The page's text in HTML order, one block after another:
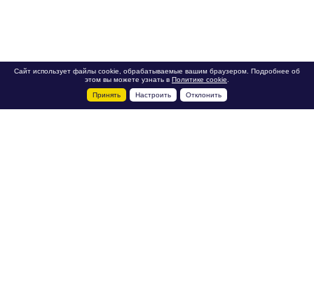
Сайт использует файлы cookie, обрабатываемые вашим браузером. Подробнее об
этом вы можете узнать в Политике cookie
Принять
Настроить Отклонить